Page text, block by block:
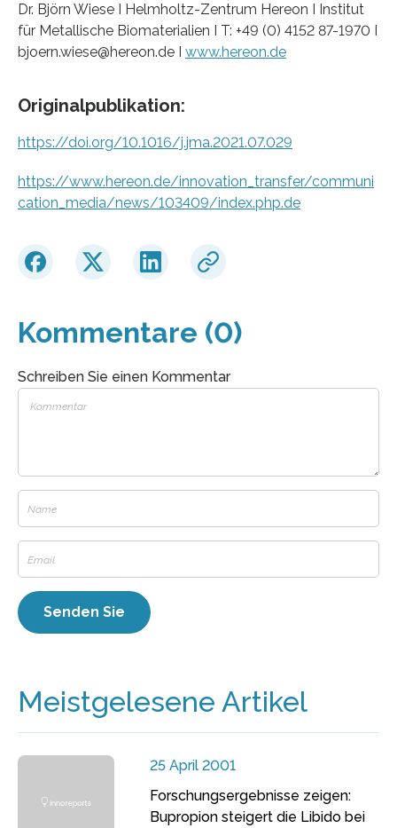
Dr. Björn Wiese I Helmholtz-Zentrum Hereon I Institut
für Metallische Biomaterialien I T: +49 (0) 4152 87-1970 I
bjoern.wiese@hereon.de I www.hereon.de
Originalpublikation:
https://doi.org/10.1016/j.jma.2021.07.029
https://www.hereon.de/innovation_transfer/communi
cation_media/news/103409/index.php.de
Kommentare (0)
Schreiben Sie einen Kommentar
Meistgelesene Artikel
25 April 2001
Forschungsergebnisse zeigen:
Bupropion steigert die Libido bei